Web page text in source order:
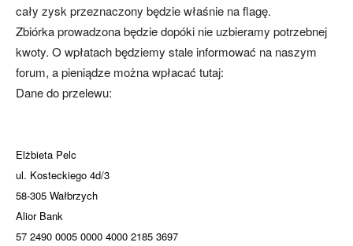
cały zysk przeznaczony będzie właśnie na flagę.
Zbiórka prowadzona będzie dopóki nie uzbieramy potrzebnej
kwoty. O wpłatach będziemy stale informować na naszym
forum, a pieniądze można wpłacać tutaj:
Dane do przelewu:
Elżbieta Pelc
ul. Kosteckiego 4d/3
58-305 Wałbrzych
Alior Bank
57 2490 0005 0000 4000 2185 3697